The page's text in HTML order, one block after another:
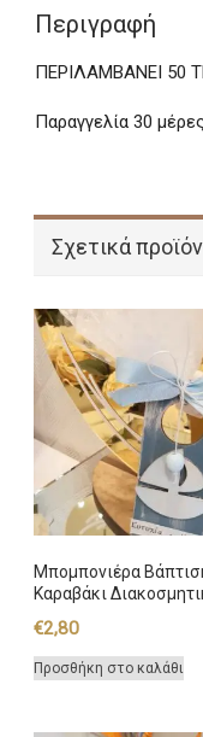
Περιγραφή
ΠΕΡΙΛΑΜΒΑΝΕΙ 50
Παραγγελία 30
Σχετικά
Μπομπονιέρα
Καραβάκι
€2,80
Προσθήκη στο καλάθι